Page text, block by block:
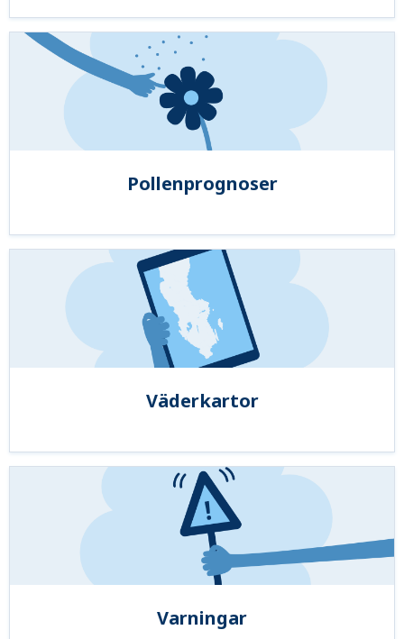
Pollenprognoser
Väderkartor
Varningar